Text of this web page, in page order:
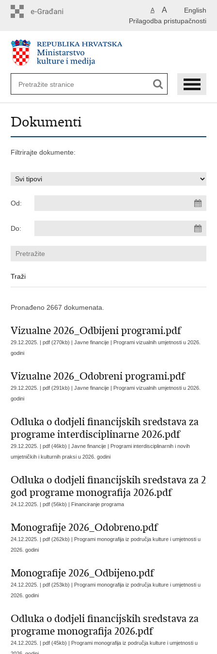
English
A A
Prilagodba pristupačnosti
Dokumenti
Filtrirajte dokumente:
Od:
Do:
Pronađeno 2667 dokumenata.
Vizualne 2026_Odbijeni programi.pdf
29.12.2025. | pdf (270kb) | Javne financije | Programi vizualnih umjetnosti u 2026.
godini
Vizualne 2026_Odobreni programi.pdf
29.12.2025. | pdf (291kb) | Javne financije | Programi vizualnih umjetnosti u 2026.
godini
Odluka o dodjeli financijskih sredstava za
programe interdisciplinarne 2026.pdf
29.12.2025. | pdf (46kb) | Javne financije | Programi interdisciplinarnih i novih
umjetničkih i kulturnih praksi u 2026. godini
Odluka o dodjeli financijskih sredstava za 2
god programe monografija 2026.pdf
24.12.2025. | pdf (56kb) | Financiranje programa
Monografije 2026_Odobreno.pdf
24.12.2025. | pdf (262kb) | Programi monografija iz područja kulture i umjetnosti u
2026. godini
Monografije 2026_Odbijeno.pdf
24.12.2025. | pdf (253kb) | Programi monografija iz područja kulture i umjetnosti u
2026. godini
Odluka o dodjeli financijskih sredstava za
programe monografija 2026.pdf
24.12.2025. | pdf (45kb) | Programi monografija iz područja kulture i umjetnosti u